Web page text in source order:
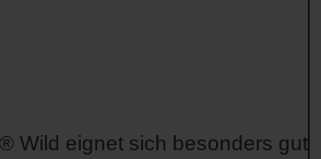
Wild eignet sich besonders gut